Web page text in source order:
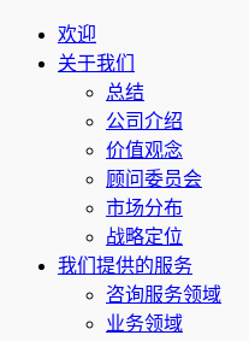
欢迎
关于我们
总结
公司介绍
价值观念
顾问委员会
市场分布
战略定位
我们提供的服务
咨询服务领域
业务领域